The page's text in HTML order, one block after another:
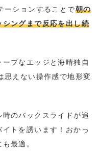
ーションすることで朝の
ングまで反応を出し続
プなエッジと海晴独自
思えない操作感で地形変
のバックスライドが追
トを誘います！おかっ
最適。